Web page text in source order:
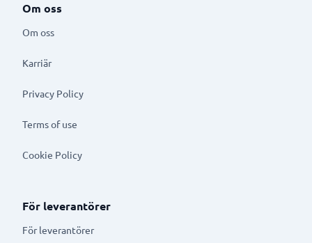
Om oss
Om oss
Karriär
Privacy Policy
Terms of use
Cookie Policy
För leverantörer
För leverantörer